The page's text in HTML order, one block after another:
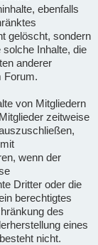
ebenfalls
gelöscht, sondern
Inhalte, die
anderer
Forum.
von Mitgliedern
zeitweise
wenn der
Dritter oder die
berechtigtes
des
eines
nicht.